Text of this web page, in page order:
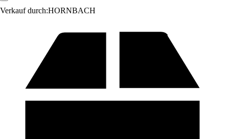
Verkauf durch:HORNBACH